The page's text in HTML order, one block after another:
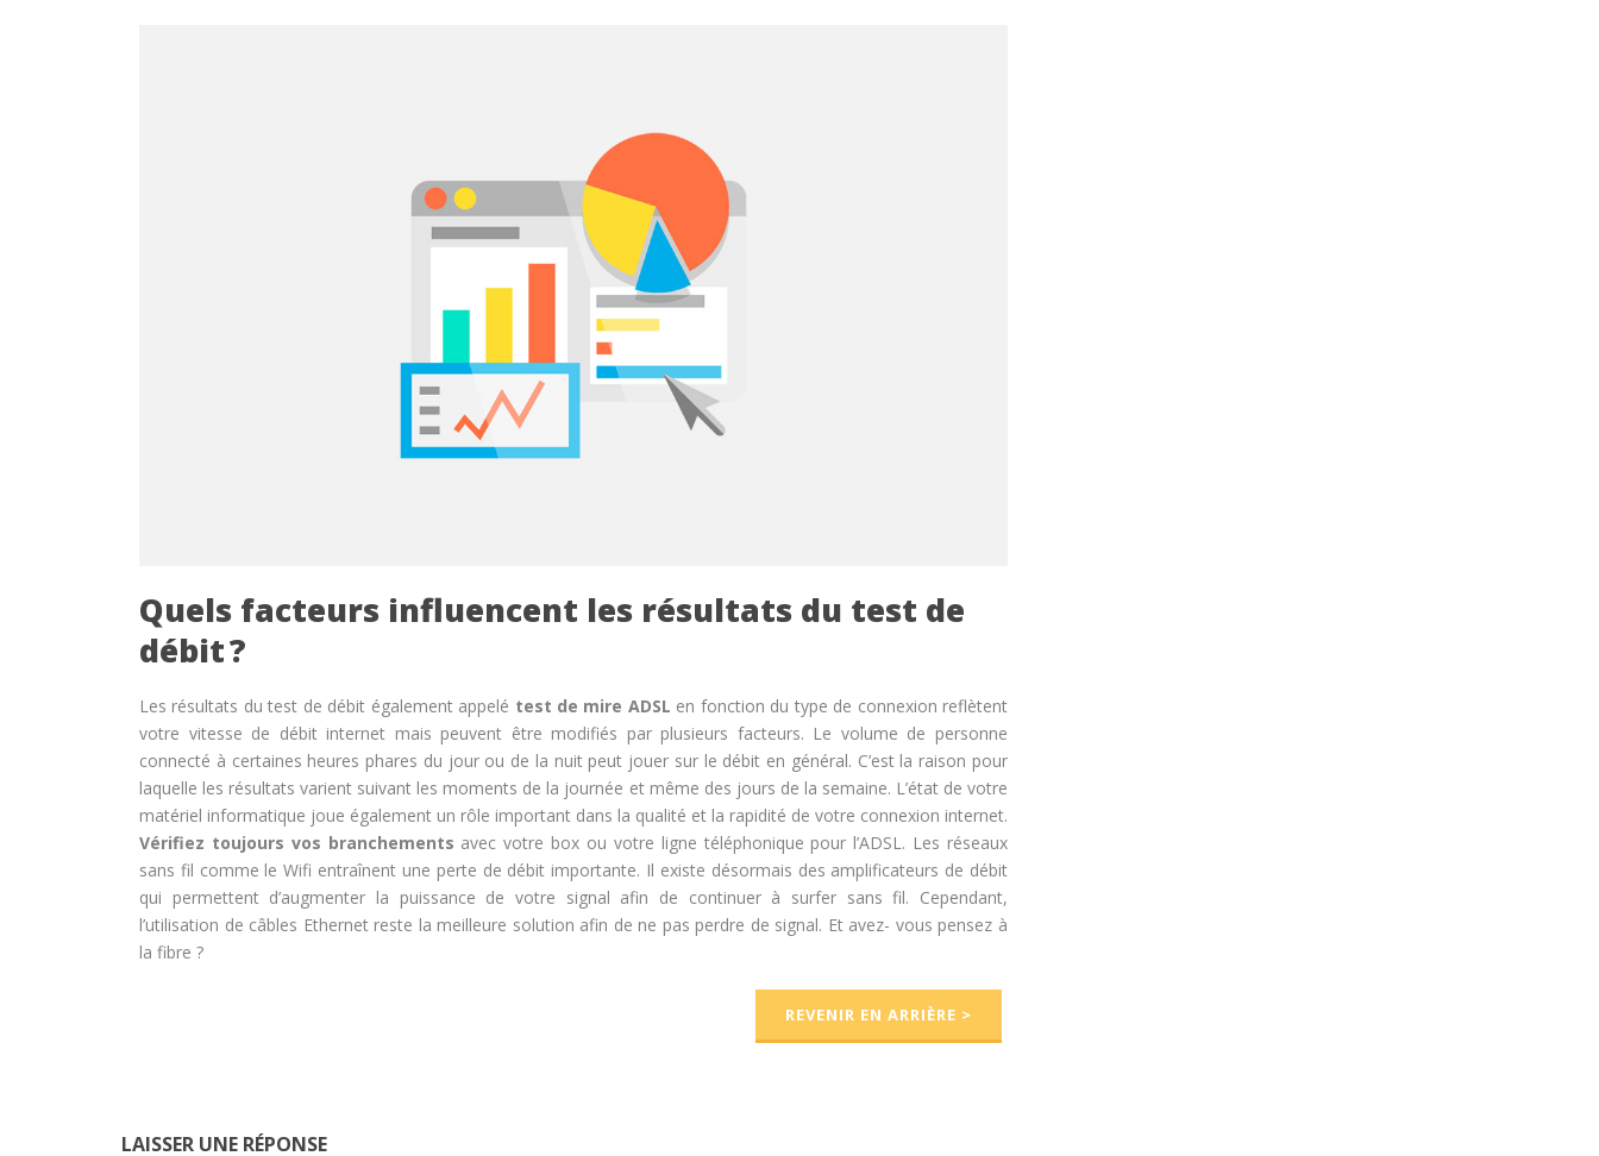
Quels facteurs influencent les résultats du test de
débit ?
Les résultats du test de débit également appelé test de mire ADSL en fonction du type de connexion reflètent
votre vitesse de débit internet mais peuvent être modifiés par plusieurs facteurs. Le volume de personne
connecté à certaines heures phares du jour ou de la nuit peut jouer sur le débit en général. C’est la raison pour
laquelle les résultats varient suivant les moments de la journée et même des jours de la semaine. L’état de votre
matériel informatique joue également un rôle important dans la qualité et la rapidité de votre connexion internet.
Vérifiez toujours vos branchements avec votre box ou votre ligne téléphonique pour l’ADSL. Les réseaux
sans fil comme le Wifi entraînent une perte de débit importante. Il existe désormais des amplificateurs de débit
qui permettent d’augmenter la puissance de votre signal afin de continuer à surfer sans fil. Cependant,
l’utilisation de câbles Ethernet reste la meilleure solution afin de ne pas perdre de signal. Et avez- vous pensez à
la fibre ?
REVENIR EN ARRIÈRE >
LAISSER UNE RÉPONSE